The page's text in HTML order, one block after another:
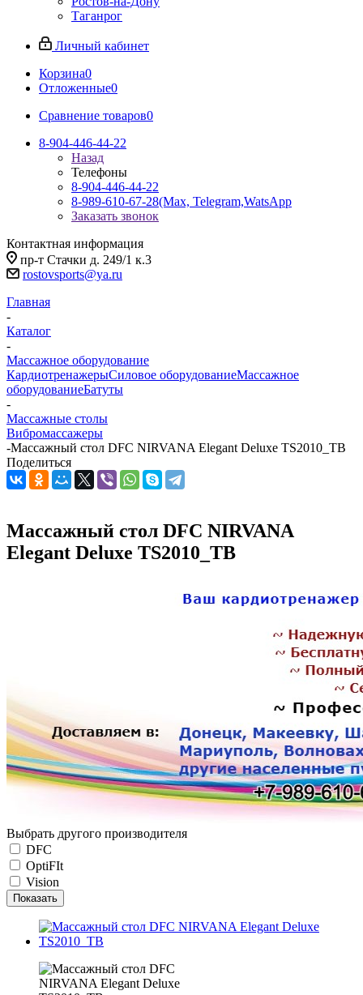
Таганрог
Личный кабинет
Корзина0
Отложенные0
Сравнение товаров0
8-904-446-44-22
Назад
Телефоны
8-904-446-44-22
8-989-610-67-28(Max, Telegram,WatsApp
Заказать звонок
Контактная информация
пр-т Стачки д. 249/1 к.3
rostovsports@ya.ru
Главная
-
Каталог
-
Массажное оборудование
КардиотренажерыСиловое оборудованиеМассажное
оборудованиеБатуты
-
Массажные столы
Вибромассажеры
-Массажный стол DFC NIRVANA Elegant Deluxe TS2010_TB
Поделиться
Массажный стол DFC NIRVANA
Elegant Deluxe TS2010_TB
Выбрать другого производителя
DFC
OptiFIt
Vision